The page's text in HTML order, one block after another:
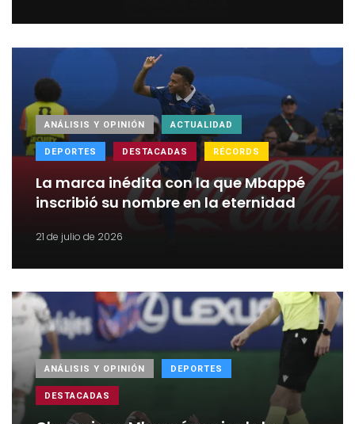
ANÁLISIS Y OPINIÓN ACTUALIDAD
DEPORTES DESTACADAS RÉCORDS
La marca inédita con la que Mbappé
inscribió su nombre en la eternidad
21 de julio de 2026
ANÁLISIS Y OPINIÓN DEPORTES
DESTACADAS